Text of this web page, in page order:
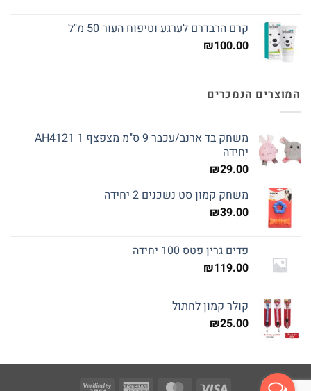
קרם הרבדרם לערגע וטיפוח העור 50 מ"ל
₪100.00
המוצרים הנמכרים
משחק בד ארנב/עכבר 9 ס"מ מצפצף AH4121 1
יחידה
₪29.00
משחק קמון סט נשכנים 2 יחידה
₪39.00
פדים גרין פטס 100 יחידה
₪119.00
קולר קמון לחתול
₪25.00
Visa
MasterCard
American
Visa